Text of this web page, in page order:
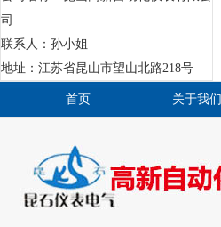
司
联系人：孙小姐
地址：江苏省昆山市望山北路218号
首页 关于我们